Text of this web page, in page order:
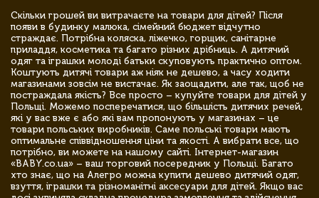
Скільки грошей ви витрачаєте на товари для дітей? Після
появи в будинку малюка, сімейний бюджет відчутно
страждає. Потрібна коляска, ліжечко, горщик, санітарне
приладдя, косметика та багато різних дрібниць. А дитячий
одяг та іграшки молоді батьки скуповують практично оптом.
Коштують дитячі товари аж ніяк не дешево, а часу ходити
магазинами зовсім не вистачає. Як заощадити, але так, щоб не
постраждала якість? Все просто – купуйте товари для дітей у
Польщі. Можемо посперечатися, що більшість дитячих речей,
які у вас вже є або які вам пропонують у магазинах – це
товари польських виробників. Саме польські товари мають
оптимальне співвідношення ціни та якості. А вибрати все, що
потрібно, ви можете на нашому сайті. Інтернет-магазин
«BABY.co.ua» – ваш торговий посередник у Польщі. Багато
хто знає, що на Алегро можна купити дешево дитячий одяг,
взуття, іграшки та різноманітні аксесуари для дітей. Якщо вас